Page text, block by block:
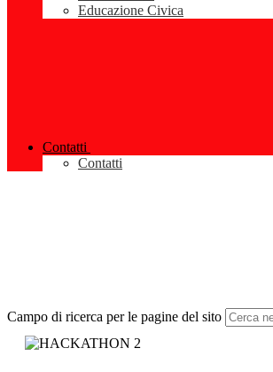
Educazione Civica
Contatti
Contatti
Campo di ricerca per le pagine del sito